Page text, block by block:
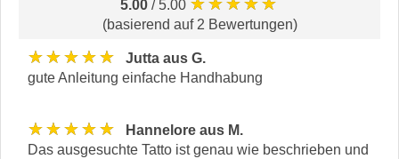
5.00 / 5.00
(basierend auf 2 Bewertungen)
★★★★★
Jutta aus G.
gute Anleitung einfache Handhabung
★★★★★
Hannelore aus M.
Das ausgesuchte Tatto ist genau wie beschrieben und